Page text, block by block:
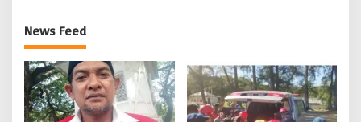
News Feed